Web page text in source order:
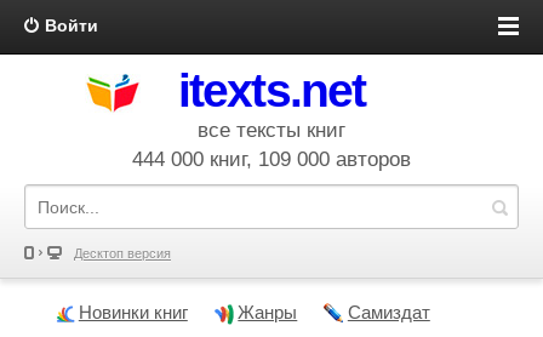
Войти
itexts.net
все тексты книг
444 000 книг, 109 000 авторов
Десктоп версия
Новинки книг Жанры Самиздат